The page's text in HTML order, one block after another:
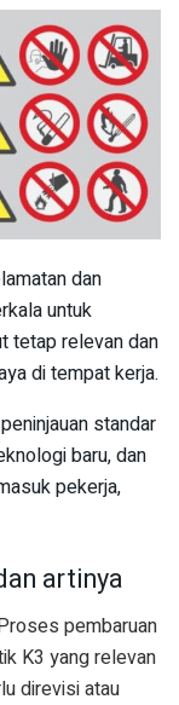
dan
untuk
tetap relevan dan
di tempat kerja.
standar
baru, dan
pekerja,
artinya
pembaruan
K3 yang relevan
direvisi atau